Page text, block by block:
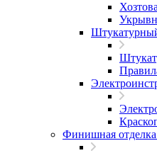
Финишная отделка